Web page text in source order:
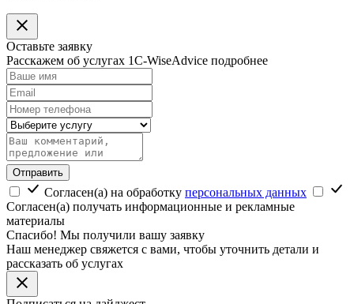
Оставьте заявку
Расскажем об услугах 1C-WiseAdvice подробнее
Отправить
Согласен(а) на обработку персональных данных
Согласен(а) получать информационные и рекламные
материалы
Спасибо! Мы получили вашу заявку
Наш менеджер свяжется с вами, чтобы уточнить детали и
рассказать об услугах